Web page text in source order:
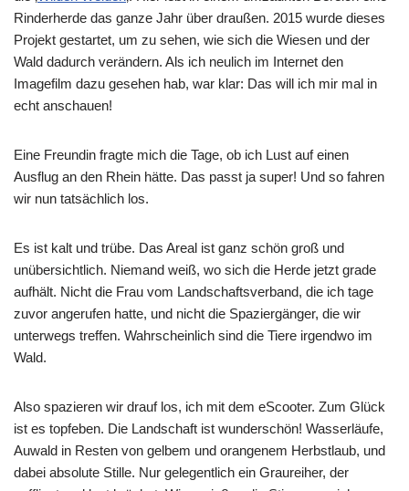
Rinderherde das ganze Jahr über draußen. 2015 wurde dieses
Projekt gestartet, um zu sehen, wie sich die Wiesen und der
Wald dadurch verändern. Als ich neulich im Internet den
Imagefilm dazu gesehen hab, war klar: Das will ich mir mal in
echt anschauen!
Eine Freundin fragte mich die Tage, ob ich Lust auf einen
Ausflug an den Rhein hätte. Das passt ja super! Und so fahren
wir nun tatsächlich los.
Es ist kalt und trübe. Das Areal ist ganz schön groß und
unübersichtlich. Niemand weiß, wo sich die Herde jetzt grade
aufhält. Nicht die Frau vom Landschaftsverband, die ich tage
zuvor angerufen hatte, und nicht die Spaziergänger, die wir
unterwegs treffen. Wahrscheinlich sind die Tiere irgendwo im
Wald.
Also spazieren wir drauf los, ich mit dem eScooter. Zum Glück
ist es topfeben. Die Landschaft ist wunderschön! Wasserläufe,
Auwald in Resten von gelbem und orangenem Herbstlaub, und
dabei absolute Stille. Nur gelegentlich ein Graureiher, der